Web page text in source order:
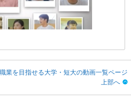
業を目指せる大学・短大の動画一覧ページ
上部へ